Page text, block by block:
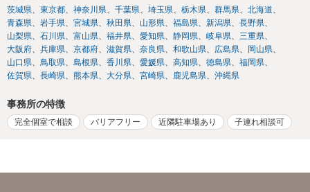
茨城県 東京都 神奈川県 千葉県 埼玉県 栃木県 群馬県
北海道
青森県
岩手県 宮城県 秋田県 山形県 福島県 新潟県
長野県
山梨県
石川県 富山県 福井県 愛知県 静岡県 岐阜県
三重県
大阪府
兵庫県 京都府 滋賀県 奈良県 和歌山県 広島県
岡山県
山口県
鳥取県 島根県 香川県 愛媛県 高知県 徳島県
福岡県
佐賀県
長崎県 熊本県 大分県 宮崎県 鹿児島県 沖縄県
事務所の特徴
完全個室で相談 バリアフリー 近隣駐車場あり 子連れ相談可